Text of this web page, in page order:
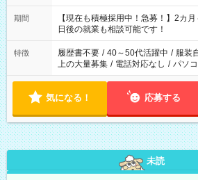
い」 「余裕を持って夕飯の準備がし
たくない」 など、ご希望を教えてくださいね。
の方へ 今ご覧のお仕事で希望する勤
の勤務時間。 合計で週40時間を超
期間
【現在も積極採用中！急募！】2カ
日後の就業も相談可能です！
特徴 履歴書不要 / 40～50代活躍中 / 服装
上の大量募集 / 電話対応なし / パソ
気になる！ 応募する
未読